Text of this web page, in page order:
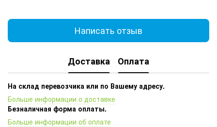
Написать отзыв
Доставка Оплата
На склад перевозчика или по Вашему адресу.
Больше информации о доставке
Безналичная форма оплаты.
Больше информации об оплате